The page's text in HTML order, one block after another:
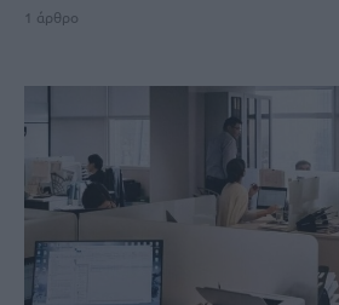
1 άρθρο